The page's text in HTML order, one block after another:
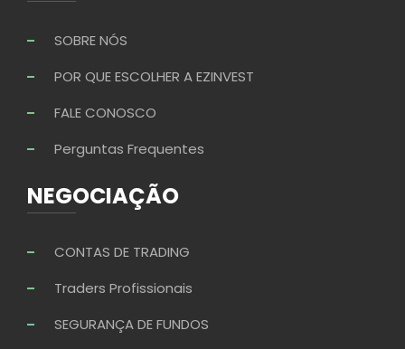
SOBRE NÓS
POR QUE ESCOLHER A EZINVEST
FALE CONOSCO
Perguntas Frequentes
NEGOCIAÇÃO
CONTAS DE TRADING
Traders Profissionais
SEGURANÇA DE FUNDOS